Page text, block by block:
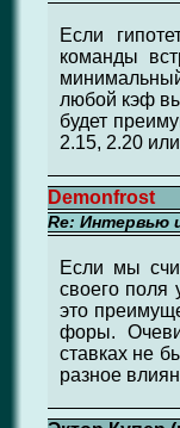
Если
команды
любой кэф
будет
2.15, 2.20
Demonfrost
Re: Интервью
Если мы
своего поля
это
форы.
ставках не
разное